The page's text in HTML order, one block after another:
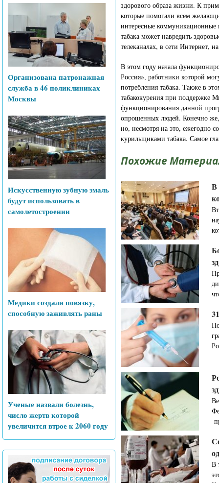
Организована патронажная
служба в 46 поликлиниках
Москвы
Искусственную зубную эмаль
будут использовать в
самолетостроении
Медики создали повязку,
способную заживлять раны
Ученые назвали болезнь,
число жертв которой
увеличится втрое к 2060 году
здорового образа жизни. К
которые помогали всем
интересные
табака может навредить
телеканалах, в сети Интернет,
В этом году начала
Россия», работники которой
потребления табака. Также в
табакокурения при поддержке
функционирования данной
опрошенных людей. Конечно же,
но, несмотря на это, ежегодно
курильщиками табака. Самое
Похожие
В
В